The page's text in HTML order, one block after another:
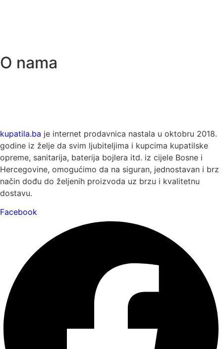
O nama
kupatila.ba je internet prodavnica nastala u oktobru 2018.
godine iz želje da svim ljubiteljima i kupcima kupatilske
opreme, sanitarija, baterija bojlera itd. iz cijele Bosne i
Hercegovine, omogućimo da na siguran, jednostavan i brz
način dođu do željenih proizvoda uz brzu i kvalitetnu
dostavu.
Facebook